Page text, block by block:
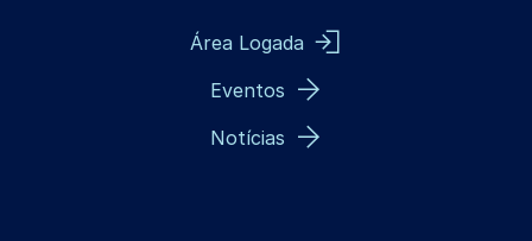
Área Logada
Eventos
Notícias